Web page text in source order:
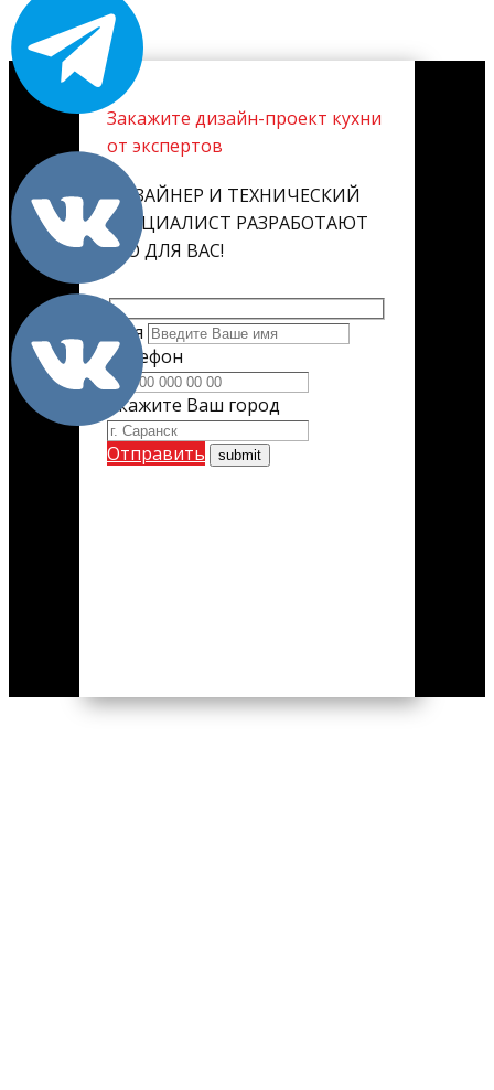
Закажите дизайн-проект кухни
от экспертов
ДИЗАЙНЕР И ТЕХНИЧЕСКИЙ
СПЕЦИАЛИСТ РАЗРАБОТАЮТ
ЕГО ДЛЯ ВАС!
Имя
Телефон
Укажите Ваш город
Отправить